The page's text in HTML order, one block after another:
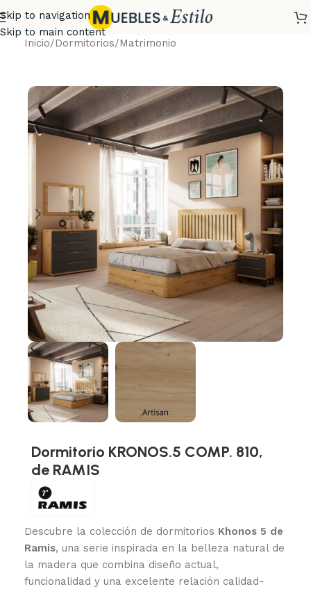
Skip to navigation
Skip to main content
Inicio/Dormitorios/Matrimonio
Dormitorio KRONOS.5 COMP. 810,
de RAMIS
Descubre la colección de dormitorios Khonos 5 de
Ramis, una serie inspirada en la belleza natural de
la madera que combina diseño actual,
funcionalidad y una excelente relación calidad-